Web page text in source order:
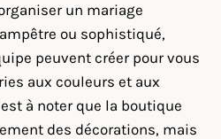
un mariage
ou sophistiqué,
peuvent créer pour vous
aux couleurs et aux
à noter que la boutique
des décorations, mais